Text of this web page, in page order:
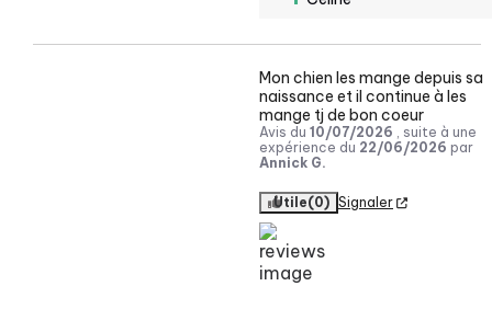
Mon chien les mange depuis sa
naissance et il continue à les
mange tj de bon coeur
Avis du 10/07/2026 , suite à une
expérience du 22/06/2026 par
Annick G.
Utile(0) Signaler